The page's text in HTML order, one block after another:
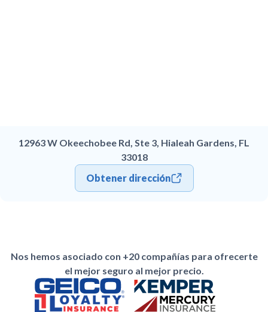
12963 W Okeechobee Rd, Ste 3, Hialeah Gardens, FL
33018
Obtener dirección
Nos hemos asociado con +20 compañías para ofrecerte
el mejor seguro al mejor precio.